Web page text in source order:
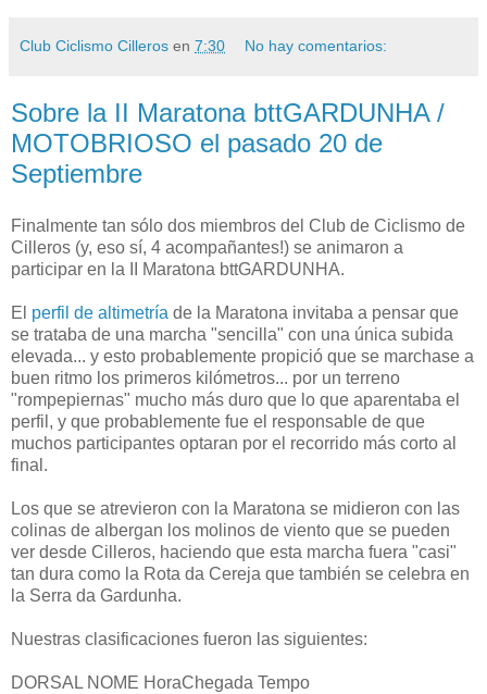
Club Ciclismo Cilleros en 7:30 No hay comentarios:
Sobre la II Maratona bttGARDUNHA /
MOTOBRIOSO el pasado 20 de
Septiembre
Finalmente tan sólo dos miembros del Club de Ciclismo de
Cilleros (y, eso sí, 4 acompañantes!) se animaron a
participar en la II Maratona bttGARDUNHA.
El perfil de altimetría de la Maratona invitaba a pensar que
se trataba de una marcha "sencilla" con una única subida
elevada... y esto probablemente propició que se marchase a
buen ritmo los primeros kilómetros... por un terreno
"rompepiernas" mucho más duro que lo que aparentaba el
perfil, y que probablemente fue el responsable de que
muchos participantes optaran por el recorrido más corto al
final.
Los que se atrevieron con la Maratona se midieron con las
colinas de albergan los molinos de viento que se pueden
ver desde Cilleros, haciendo que esta marcha fuera "casi"
tan dura como la Rota da Cereja que también se celebra en
la Serra da Gardunha.
Nuestras clasificaciones fueron las siguientes:
DORSAL NOME HoraChegada Tempo